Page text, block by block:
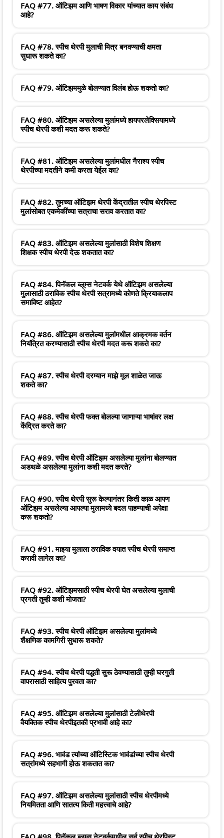
FAQ #77. ऑटिझम आणि भाषण विकार यांच्यात काय संबंध
आहे?
FAQ #78. स्पीच थेरपी मुलाची मित्र बनवण्याची क्षमता
सुधारू शकते का?
FAQ #79. ऑटिझममुळे बोलण्यात विलंब होऊ शकतो का?
FAQ #80. ऑटिझम असलेल्या मुलांमध्ये हायपरलेक्सियामध्ये
स्पीच थेरपी कशी मदत करू शकते?
FAQ #81. ऑटिझम असलेल्या मुलांमधील नैराश्य स्पीच
थेरपीच्या मदतीने कमी करता येईल का?
FAQ #82. तुमच्या ऑटिझम थेरपी केंद्रातील स्पीच थेरपिस्ट
मुलांसोबत एकमेकींच्या सत्राचा सराव करतात का?
FAQ #83. ऑटिझम असलेल्या मुलांसाठी विशेष शिक्षण
शिक्षक स्पीच थेरपी देऊ शकतात का?
FAQ #84. पिनॅकल ब्लूम्स नेटवर्क येथे ऑटिझम असलेल्या
मुलासाठी ठराविक स्पीच थेरपी सत्रामध्ये कोणते क्रियाकलाप
समाविष्ट आहेत?
FAQ #86. ऑटिझम असलेल्या मुलांमधील आक्रमक वर्तन
नियंत्रित करण्यासाठी स्पीच थेरपी मदत करू शकते का?
FAQ #87. स्पीच थेरपी दरम्यान माझे मूल शाळेत जाऊ
शकते का?
FAQ #88. स्पीच थेरपी फक्त बोलल्या जाणाऱ्या भाषांवर लक्ष
केंद्रित करते का?
FAQ #89. स्पीच थेरपी ऑटिझम असलेल्या मुलांना बोलण्यात
अडथळे असलेल्या मुलांना कशी मदत करते?
FAQ #90. स्पीच थेरपी सुरू केल्यानंतर किती काळ आपण
ऑटिझम असलेल्या आपल्या मुलामध्ये बदल पाहण्याची अपेक्षा
करू शकतो?
FAQ #91. माझ्या मुलाला ठराविक वयात स्पीच थेरपी समाप्त
करावी लागेल का?
FAQ #92. ऑटिझमसाठी स्पीच थेरपी घेत असलेल्या मुलाची
प्रगती तुम्ही कशी मोजता?
FAQ #93. स्पीच थेरपी ऑटिझम असलेल्या मुलांमध्ये
शैक्षणिक कामगिरी सुधारू शकते?
FAQ #94. स्पीच थेरपी पद्धती सुरू ठेवण्यासाठी तुम्ही घरगुती
वापरासाठी साहित्य पुरवता का?
FAQ #95. ऑटिझम असलेल्या मुलांसाठी टेलीथेरपी
वैयक्तिक स्पीच थेरपीइतकी प्रभावी आहे का?
FAQ #96. भावंड त्यांच्या ऑटिस्टिक भावंडांच्या स्पीच थेरपी
सत्रांमध्ये सहभागी होऊ शकतात का?
FAQ #97. ऑटिझम असलेल्या मुलांसाठी स्पीच थेरपीमध्ये
नियमितता आणि सातत्य किती महत्त्वाचे आहे?